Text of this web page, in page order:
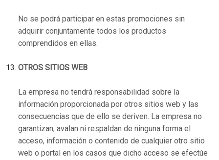
No se podrá participar en estas promociones sin
adquirir conjuntamente todos los productos
comprendidos en ellas.
OTROS SITIOS WEB
La empresa no tendrá responsabilidad sobre la
información proporcionada por otros sitios web y las
consecuencias que de ello se deriven. La empresa no
garantizan, avalan ni respaldan de ninguna forma el
acceso, información o contenido de cualquier otro sitio
web o portal en los casos que dicho acceso se efectúe